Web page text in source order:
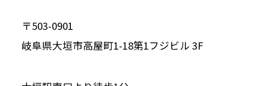
〒503-0901
岐阜県大垣市高屋町1-18第1フジビル 3F